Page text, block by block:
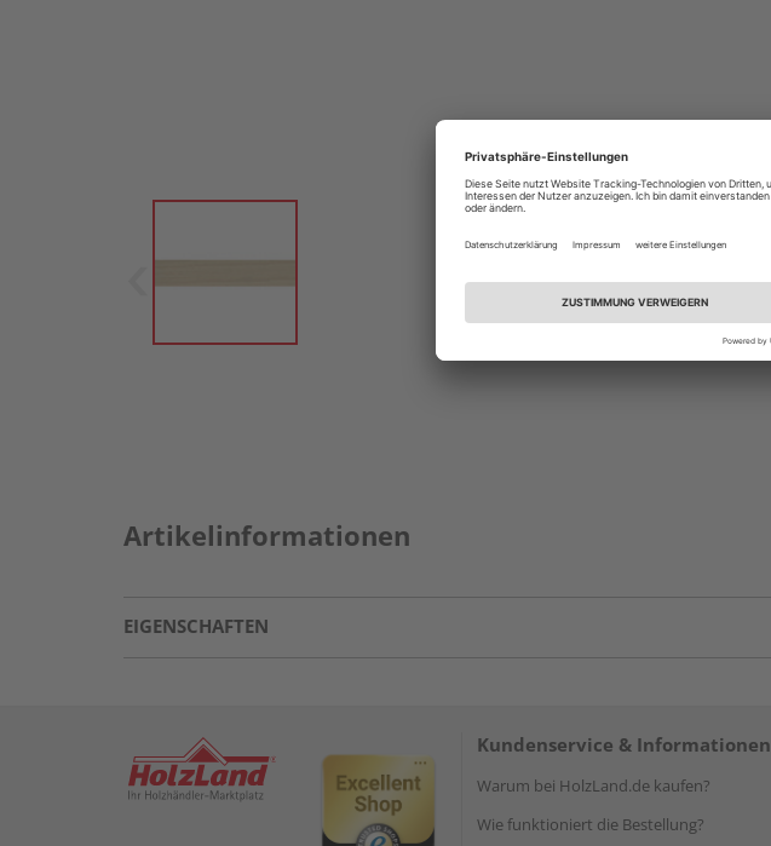
Artikelinformationen
EIGENSCHAFTEN
Kundenservice & Informationen
Warum bei HolzLand.de kaufen?
Wie funktioniert die Bestellung?